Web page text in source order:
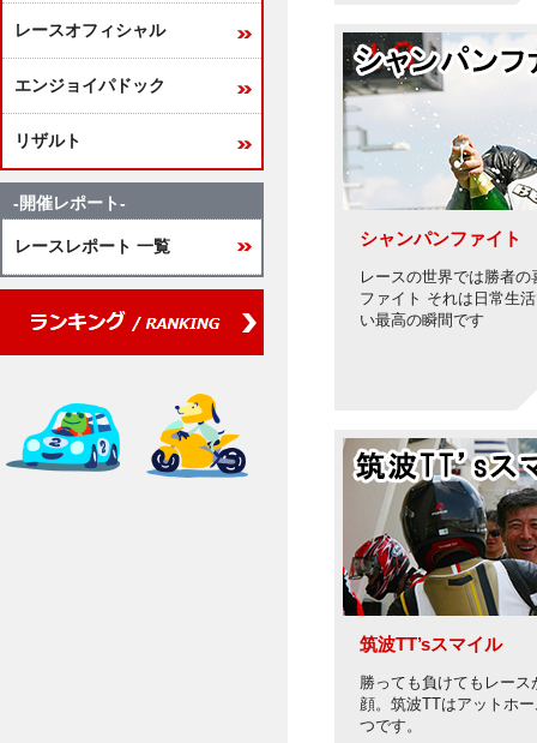
レースオフィシャル
エンジョイパドック
リザルト
-開催レポート-
レースレポート 一覧 シャンパンファイト
レースの世界では勝者
ファイト それは日常生
い最高の瞬間です
筑波TT’sスマイル
勝っても負けてもレー
顔。筑波TTはアットホ
つです。